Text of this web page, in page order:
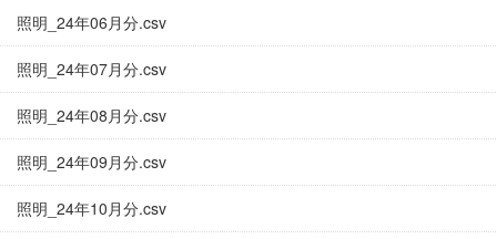
照明_24年06月分.csv
照明_24年07月分.csv
照明_24年08月分.csv
照明_24年09月分.csv
照明_24年10月分.csv